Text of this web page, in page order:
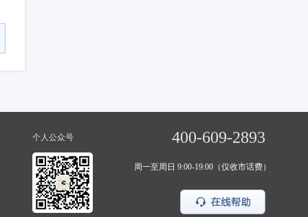
个人公众号 400-609-2893
周一至周日 9:00-19:00（仅收市话费）